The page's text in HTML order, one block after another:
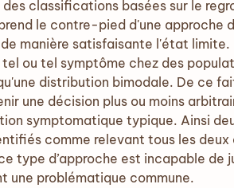
classifications basées sur le
le contre-pied d'une approche
manière satisfaisante l'état
ou tel symptôme chez des
distribution bimodale. De ce
une décision plus ou moins
symptomatique typique. Ainsi
comme relevant tous les
type d’approche est incapable de
une problématique commune.